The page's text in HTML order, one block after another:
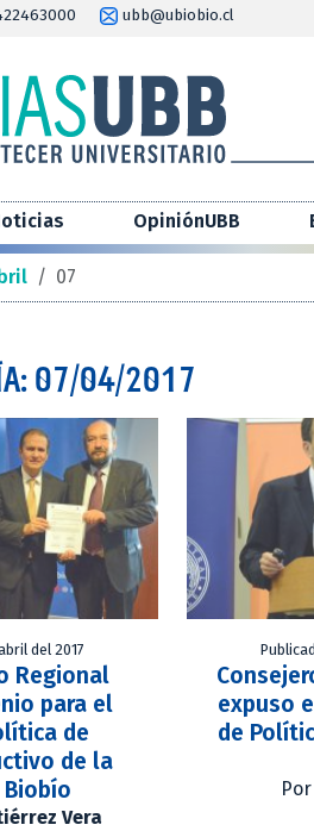
ubb@ubiobio.cl
OpiniónUBB
/ 07
07/04/2017
del 2017
Regional
para el
de
de la
Vera
expuso
de
Por